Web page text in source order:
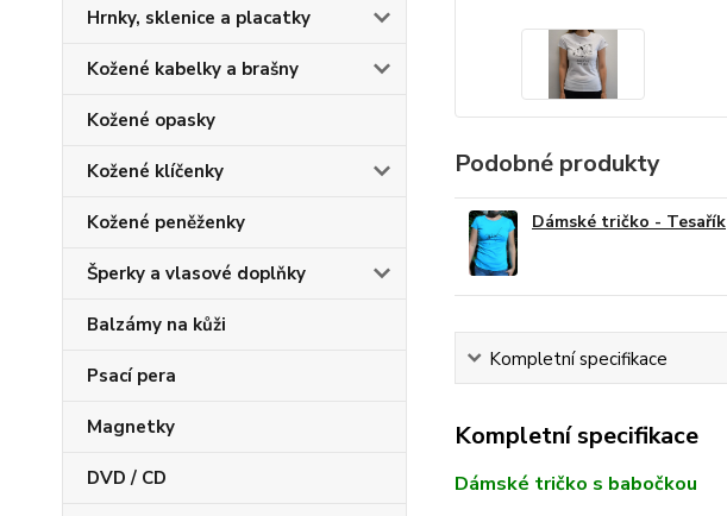
Hrnky, sklenice a placatky
Kožené kabelky a brašny
Kožené opasky
Kožené klíčenky
Kožené peněženky
Šperky a vlasové doplňky
Balzámy na kůži
Psací pera
Magnetky
DVD / CD
Podobné produkty
Dámské tričko - Tesařík
Kompletní specifikace
Kompletní specifikace
Dámské tričko s babočkou